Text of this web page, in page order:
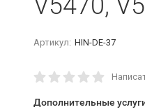
Артикул: HIN-DE-37
Дополнительные